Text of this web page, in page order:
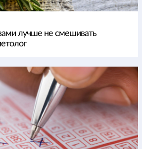
лучше не смешивать